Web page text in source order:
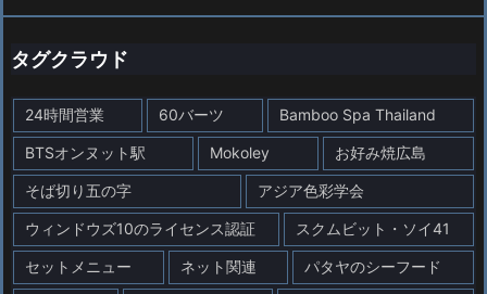
タグクラウド
24時間営業 60バーツ Bamboo Spa Thailand
BTSオンヌット駅 Mokoley お好み焼広島
そば切り五の字 アジア色彩学会
ウィンドウズ10のライセンス認証 スクムビット・ソイ41
セットメニュー ネット関連 パタヤのシーフード